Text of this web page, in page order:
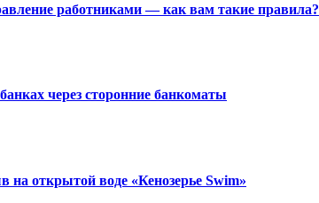
работниками — как вам такие правила?
через сторонние банкоматы
открытой воде «Кенозерье Swim»